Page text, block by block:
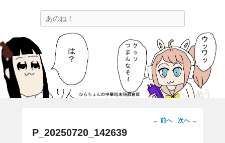
ひらちょんの中華端末隔離倉庫
ほたがページ上部にある検索バーを消してくれたサイトです。
画
← 前へ 次へ →
P_20250720_142639